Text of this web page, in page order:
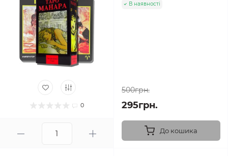
0
В наявності
500грн.
295грн.
До кошика